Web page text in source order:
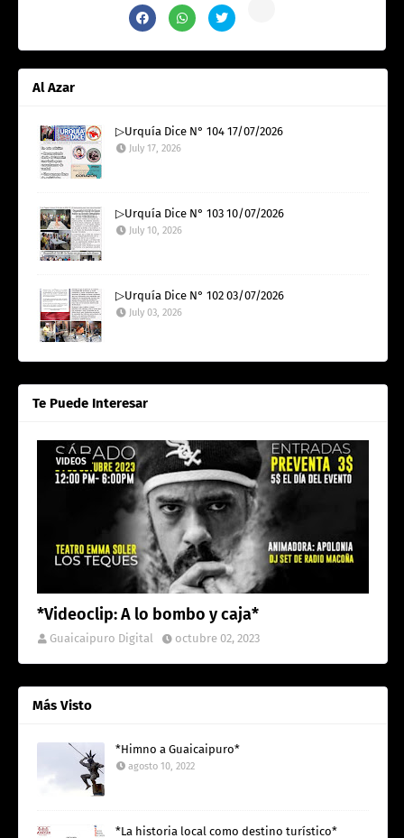
Al Azar
▷Urquía Dice N° 104 17/07/2026
July 17, 2026
▷Urquía Dice N° 103 10/07/2026
July 10, 2026
▷Urquía Dice N° 102 03/07/2026
July 03, 2026
Te Puede Interesar
VIDEOS
*Videoclip: A lo bombo y caja*
Guaicaipuro Digital octubre 02, 2023
Más Visto
*Himno a Guaicaipuro*
agosto 10, 2022
*La historia local como destino turístico*